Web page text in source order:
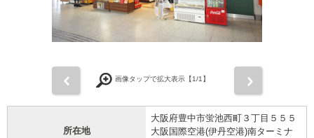
画像タップで拡大表示【1/1】
所在地
大阪府豊中市蛍池西町３丁目５５５
大阪国際空港(伊丹空港)南ターミナ